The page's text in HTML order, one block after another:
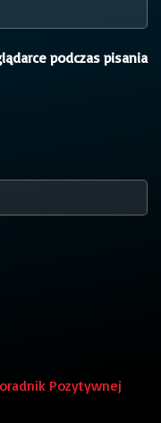
podczas pisania
Pozytywnej